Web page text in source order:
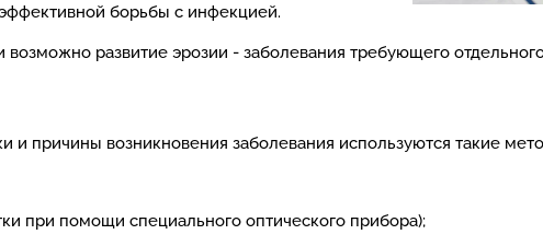
борьбы с инфекцией.
развитие эрозии - заболевания требующего
причины возникновения заболевания используются такие
при помощи специального оптического прибора);